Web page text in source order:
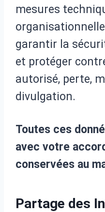
mesures
garantir la
et protéger
autorisé, perte,
divulgation.
Toutes ces
avec votre
conservées au
Partage des